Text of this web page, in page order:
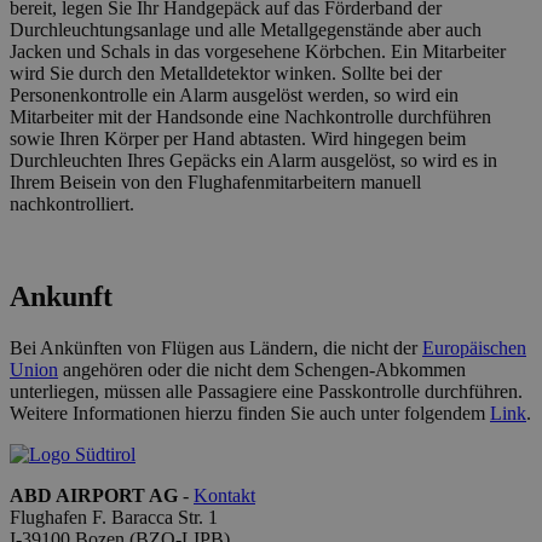
bereit, legen Sie Ihr Handgepäck auf das Förderband der
Durchleuchtungsanlage und alle Metallgegenstände aber auch
Jacken und Schals in das vorgesehene Körbchen. Ein Mitarbeiter
wird Sie durch den Metalldetektor winken. Sollte bei der
Personenkontrolle ein Alarm ausgelöst werden, so wird ein
Mitarbeiter mit der Handsonde eine Nachkontrolle durchführen
sowie Ihren Körper per Hand abtasten. Wird hingegen beim
Durchleuchten Ihres Gepäcks ein Alarm ausgelöst, so wird es in
Ihrem Beisein von den Flughafenmitarbeitern manuell
nachkontrolliert.
Ankunft
Bei Ankünften von Flügen aus Ländern, die nicht derEuropäischen
Union angehören oder die nicht dem Schengen-Abkommen
unterliegen, müssen alle Passagiere eine Passkontrolle durchführen.
Weitere Informationen hierzu finden Sie auch unter folgendem Link.
ABD AIRPORT AG - Kontakt
Flughafen F. Baracca Str. 1
Website nicht ordnungsgemäß verwendet werden.
Name
Anbieter /
Domäne
Ablaufdatum
PHPSESSID
PHP.net
bolzanoairport.it
Sitzung
è un
modo
il
viene